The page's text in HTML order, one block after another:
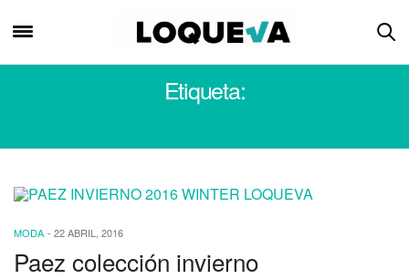
Etiqueta:
MODA - 22 ABRIL, 2016
Paez colección invierno